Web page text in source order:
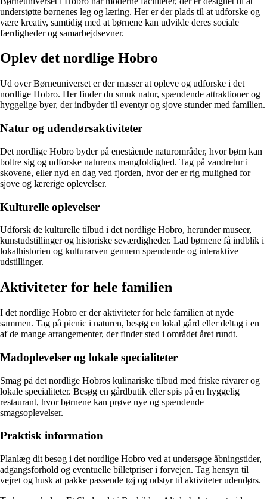
understøtte børnenes leg og læring. Her er der plads til at udforske og
være kreativ, samtidig med at børnene kan udvikle deres sociale
færdigheder og samarbejdsevner.
Oplev det nordlige Hobro
Ud over Børneuniverset er der masser at opleve og udforske i det
nordlige Hobro. Her finder du smuk natur, spændende attraktioner og
hyggelige byer, der indbyder til eventyr og sjove stunder med familien.
Natur og udendørsaktiviteter
Det nordlige Hobro byder på enestående naturområder, hvor børn kan
boltre sig og udforske naturens mangfoldighed. Tag på vandretur i
skovene, eller nyd en dag ved fjorden, hvor der er rig mulighed for
sjove og lærerige oplevelser.
Kulturelle oplevelser
Udforsk de kulturelle tilbud i det nordlige Hobro, herunder museer,
kunstudstillinger og historiske seværdigheder. Lad børnene få indblik i
lokalhistorien og kulturarven gennem spændende og interaktive
udstillinger.
Aktiviteter for hele familien
I det nordlige Hobro er der aktiviteter for hele familien at nyde
sammen. Tag på picnic i naturen, besøg en lokal gård eller deltag i en
af de mange arrangementer, der finder sted i området året rundt.
Madoplevelser og lokale specialiteter
Smag på det nordlige Hobros kulinariske tilbud med friske råvarer og
lokale specialiteter. Besøg en gårdbutik eller spis på en hyggelig
restaurant, hvor børnene kan prøve nye og spændende
smagsoplevelser.
Praktisk information
Planlæg dit besøg i det nordlige Hobro ved at undersøge åbningstider,
adgangsforhold og eventuelle billetpriser i forvejen. Tag hensyn til
vejret og husk at pakke passende tøj og udstyr til aktiviteter udendørs.